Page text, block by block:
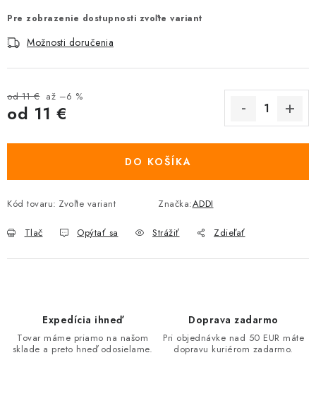
Pre zobrazenie dostupnosti zvoľte variant
Možnosti doručenia
od 11 € až –6 %
od 11 €
DO KOŠÍKA
Kód tovaru: Zvoľte variant Značka:ADDI
Tlač Opýtať sa Strážiť Zdieľať
Expedícia ihneď
Tovar máme priamo na našom
sklade a preto hneď odosielame.
Doprava zadarmo
Pri objednávke nad 50 EUR máte
dopravu kuriérom zadarmo.